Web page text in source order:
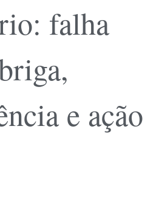
falha
e ação